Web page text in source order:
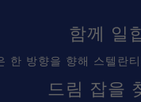
함께 일
한 방향을 향해 스텔란
드림 잡을